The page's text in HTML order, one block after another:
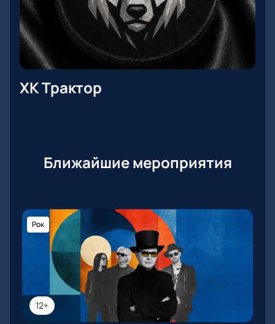
ХК Трактор
Ближайшие мероприятия
12+
Рок